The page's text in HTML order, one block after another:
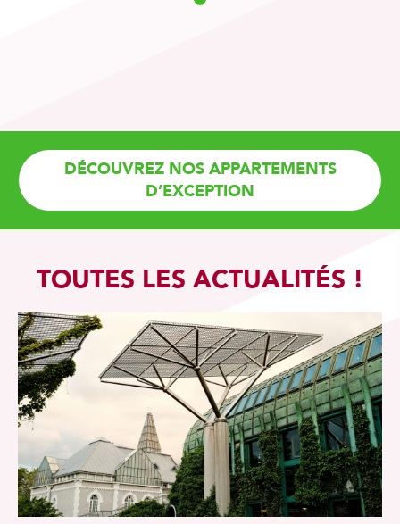
DÉCOUVREZ NOS APPARTEMENTS
D’EXCEPTION
TOUTES LES ACTUALITÉS !